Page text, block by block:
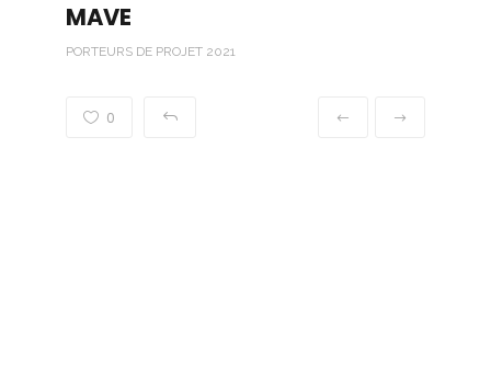
MAVE
PORTEURS DE PROJET 2021
0